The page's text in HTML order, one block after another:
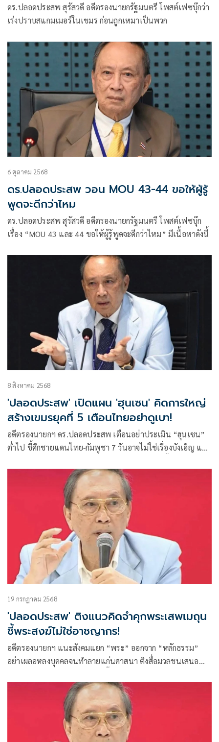
ดร.ปลอดประสพ สุรัสวดี อดีตรองนายกรัฐมนตรี โพสต์เฟซบุ๊กว่า
เร่งปราบสแกมเมอร์ในเขมร ก่อนถูกเหมาเป็นพวก
6 ตุลาคม 2568
ดร.ปลอดประสพ วอน MOU 43-44 ขอให้ผู้รู้
พูดจะดีกว่าไหม
ดร.ปลอดประสพ สุรัสวดี อดีตรองนายกรัฐมนตรี โพสต์เฟซบุ๊ก
เรื่อง “MOU 43 และ 44 ขอให้ผู้รู้พูดจะดีกว่าไหม” มีเนื้อหาดังนี้
8 สิงหาคม 2568
'ปลอดประสพ' เปิดแผน 'ฮุนเซน' คิดการใหญ่
สร้างเขมรยุคที่ 5 เตือนไทยอย่าดูเบา!
อดีตรองนายกฯ ดร.ปลอดประสพ เตือนอย่าประเมิน “ฮุนเซน”
ต่ำไป ชี้ศึกชายแดนไทย-กัมพูชา 7 วันอาจไม่ใช่เรื่องบังเอิญ แต่
พึ่งสหรัฐฯ มองเกมลึกทะลุถึงอุตสาหกรรมน้ำมันและพลังงาน
19 กรกฎาคม 2568
'ปลอดประสพ' ติงแนวคิดจำคุกพระเสพเมถุน
ชี้พระสงฆ์ไม่ใช่อาชญากร!
อดีตรองนายกฯ แนะสังคมแยก “พระ” ออกจาก “หลักธรรม”
อย่าเผลอหลงบุคคลจนทำลายแก่นศาสนา ติงสื่อมวลชนเสนอ